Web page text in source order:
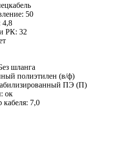
50
4,8
РК: 32
шланга
полиэтилен (в/ф)
ПЭ (П)
ок
7,0